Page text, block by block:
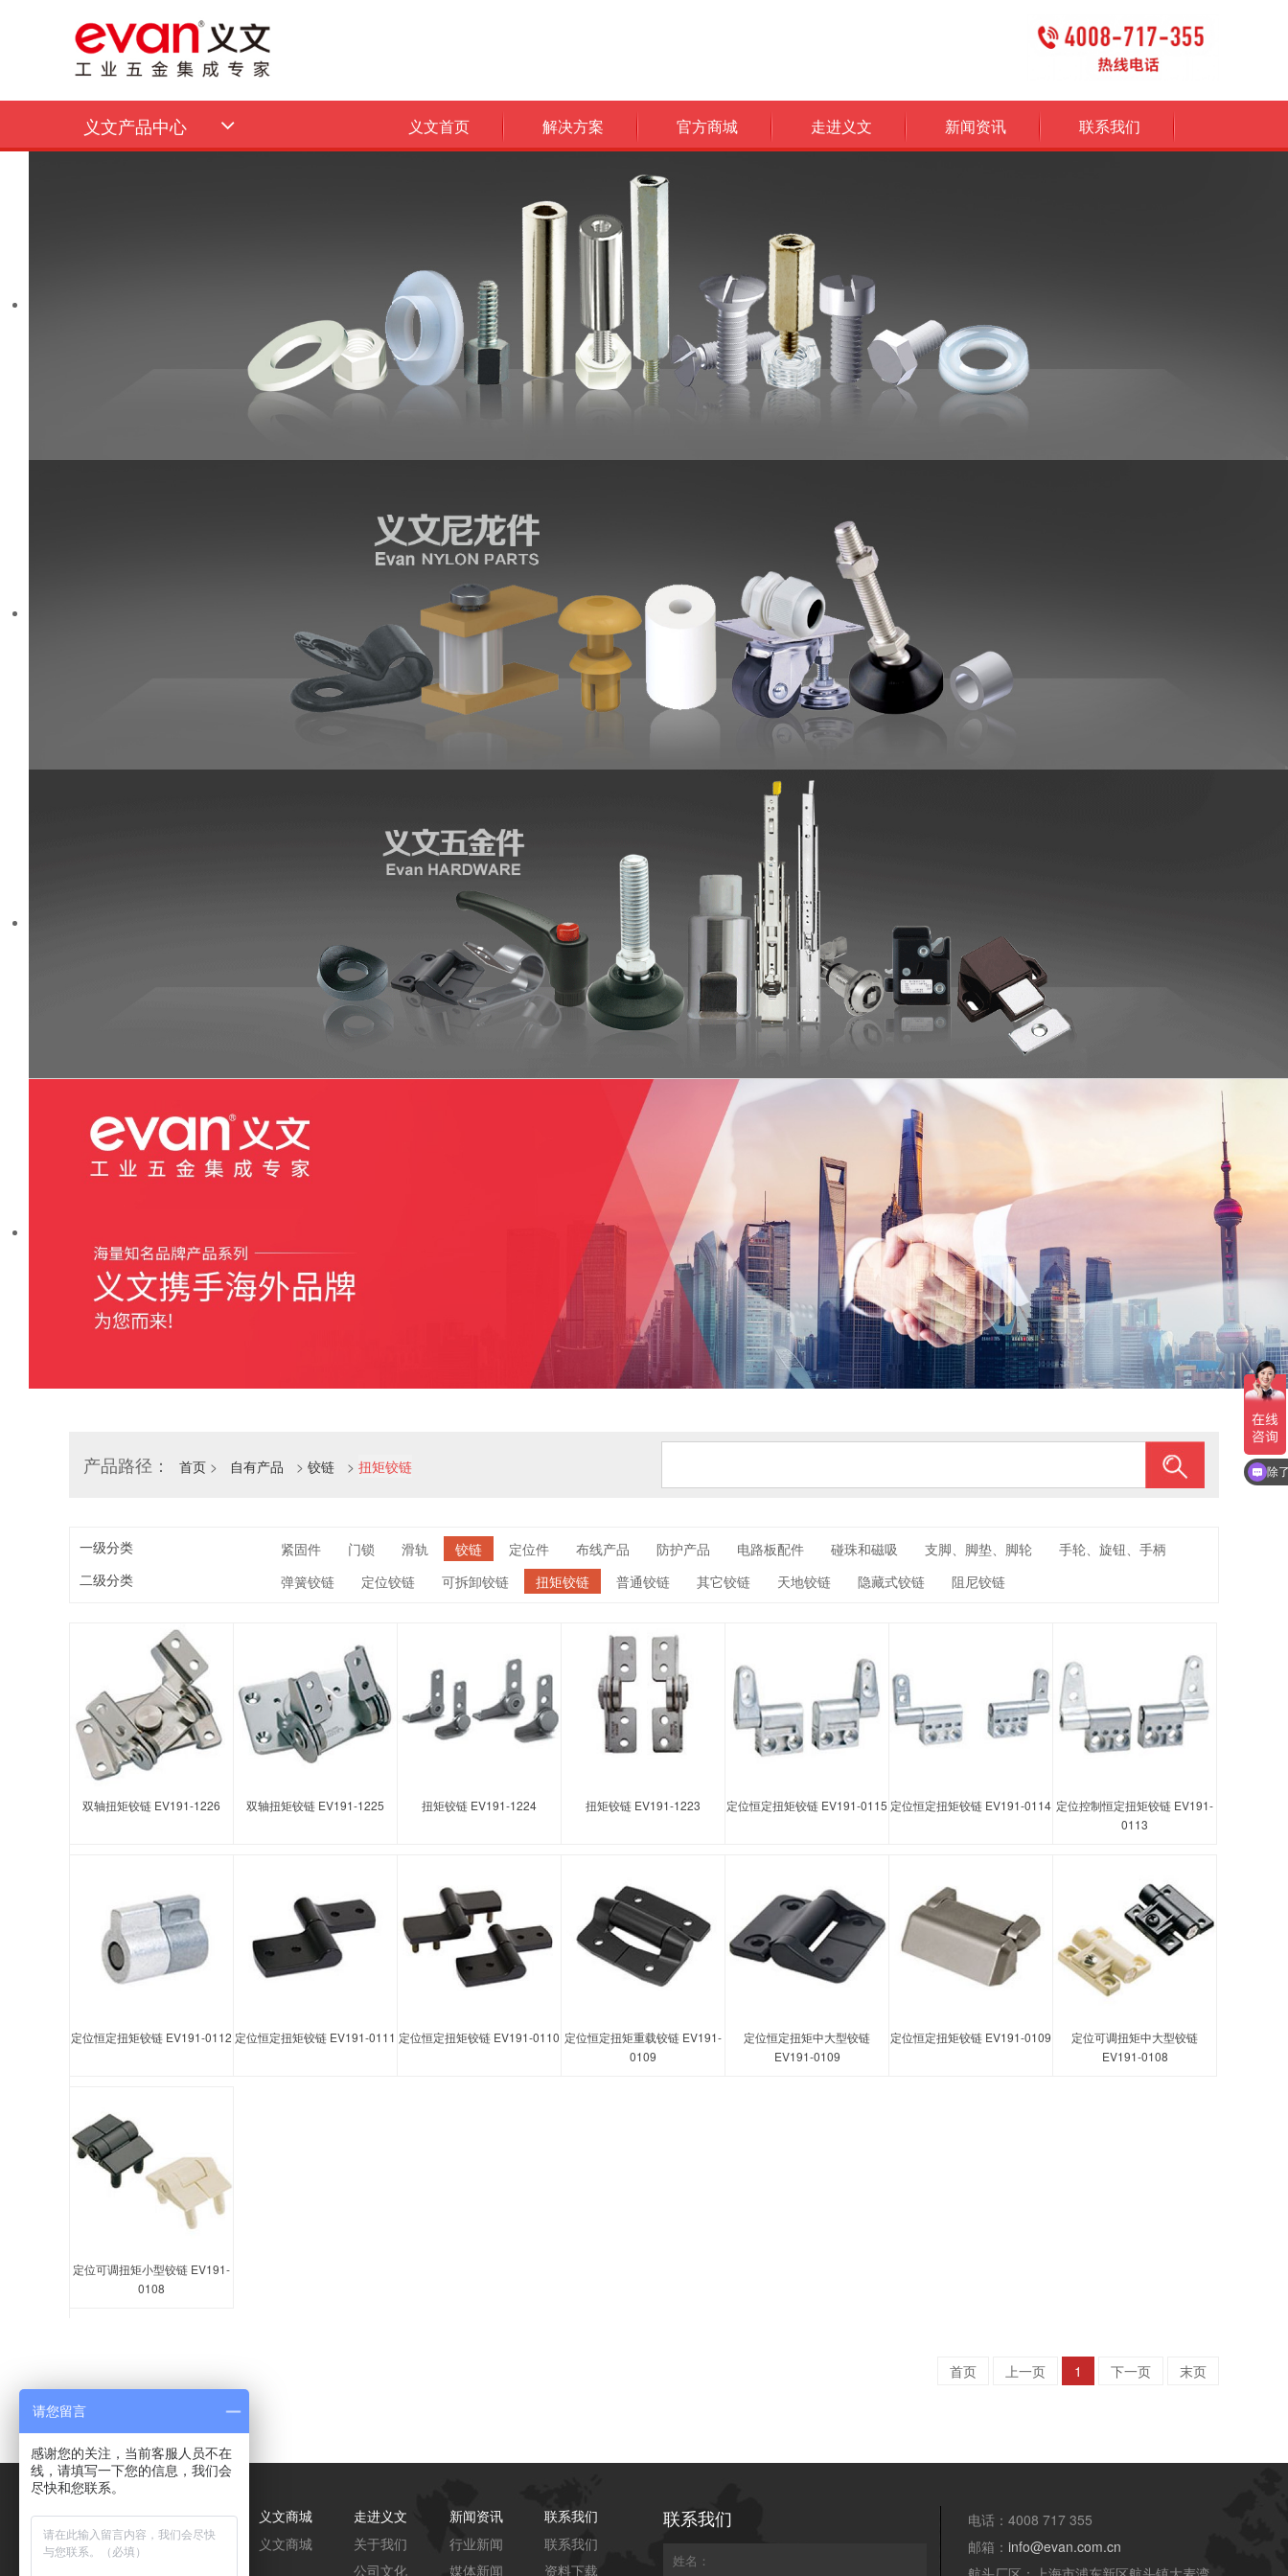
义文产品中心 义文首页 解决方案 官方商城 走进义文 新闻资讯 联系我们
产品路径： 首页 > 自有产品 > 铰链 > 扭矩铰链
一级分类 紧固件 门锁 滑轨 铰链 定位件 布线产品 防护产品 电路板配件 碰珠和磁吸 支脚、脚垫、脚轮
手轮、旋钮、手柄
二级分类
弹簧铰链 定位铰链 可拆卸铰链 扭矩铰链 普通铰链 其它铰链 天地铰链 隐藏式铰链 阻尼铰链
双轴扭矩铰链 EV191-1226 双轴扭矩铰链 EV191-1225 扭矩铰链 EV191-1224 扭矩铰链 EV191-1223 定位恒定扭矩铰链 EV191-0115 定位恒定扭矩铰链 EV191-0114 定位控制恒定扭矩铰链 EV191-
0113
定位恒定扭矩铰链 EV191-0112 定位恒定扭矩铰链 EV191-0111 定位恒定扭矩铰链 EV191-0110 定位恒定扭矩重载铰链 EV191-
0109
定位恒定扭矩中大型铰链
EV191-0109
定位恒定扭矩铰链 EV191-0109
定位可调扭矩中大型铰链
EV191-0108
定位可调扭矩小型铰链 EV191-
0108
首页 上一页 1 下一页 末页
扭矩铰链
产品中心
代理品牌馆
解决方案
服务介绍
义文商城
义文商城
走进义文
关于我们
公司文化
新闻资讯
行业新闻
媒体新闻
联系我们
联系我们
资料下载
联系我们
电话：4008 717 355
邮箱： info@evan.com.cn
除
请您留言
感谢您的关注，当前客服人员不在
线，请填写一下您的信息，我们会
尽快和您联系。